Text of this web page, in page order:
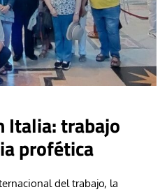
Italia: trabajo
profética
del trabajo, la